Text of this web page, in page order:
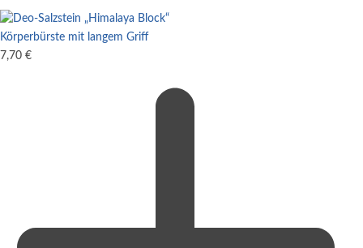
Körperbürste mit langem Griff
7,70 €